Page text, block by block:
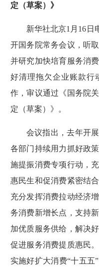
定（草案）》
新华社北京1月16日
开国务院常务会议，听
并研究加快培育服务消
好清理拖欠企业账款行
作，审议通过《国务院
定（草案）》。
会议指出，去年开
各部门持续用力抓好政
施提振消费专项行动，
惠民生和促消费紧密结
充分发挥消费拉动经济
务消费新增长点，支持
加优质服务供给，解决
促进服务消费提质惠民
实施好扩大消费“十五五